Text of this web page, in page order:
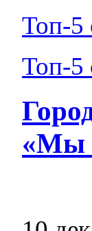
Топ-5
Топ-5
«Мы